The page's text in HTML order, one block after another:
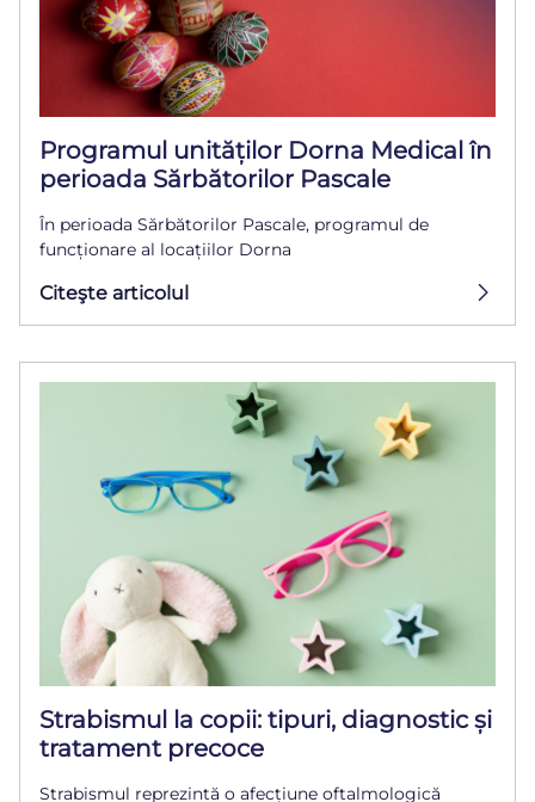
Programul unităților Dorna Medical în
perioada Sărbătorilor Pascale
În perioada Sărbătorilor Pascale, programul de
funcționare al locațiilor Dorna
Citeşte articolul
Strabismul la copii: tipuri, diagnostic și
tratament precoce
Strabismul reprezintă o afecțiune oftalmologică